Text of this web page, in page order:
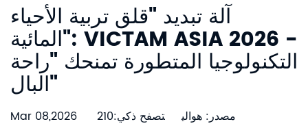
آلة تبديد "قلق تربية الأحياء
المائية": VICTAM ASIA 2026 -
التكنولوجيا المتطورة تمنحك "راحة
البال"
Mar 08,2026 مصدر: هوالي
تصفح ذكي:210